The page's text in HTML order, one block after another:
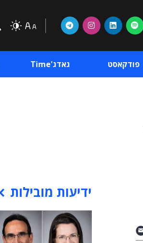
פודקאסט גאדג'Time
ידיעות מובילות